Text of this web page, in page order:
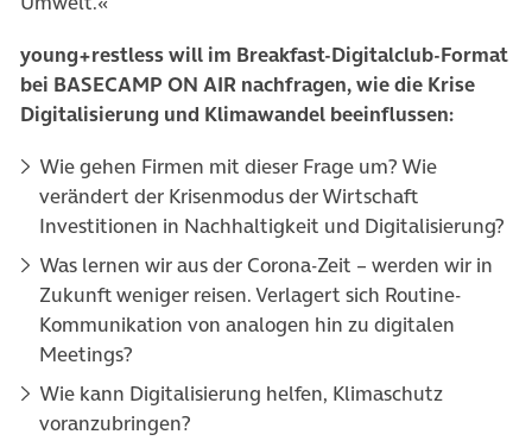
young+restless will im Breakfast-Digitalclub-Format
bei BASECAMP ON AIR nachfragen, wie die Krise
Digitalisierung und Klimawandel beeinflussen:
Wie gehen Firmen mit dieser Frage um? Wie
verändert der Krisenmodus der Wirtschaft
Investitionen in Nachhaltigkeit und Digitalisierung?
Was lernen wir aus der Corona-Zeit – werden wir in
Zukunft weniger reisen. Verlagert sich Routine-
Kommunikation von analogen hin zu digitalen
Meetings?
Wie kann Digitalisierung helfen, Klimaschutz
voranzubringen?